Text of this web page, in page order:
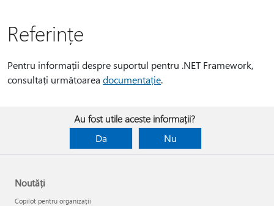
Referințe
Pentru informații despre suportul pentru .NET Framework,
consultați următoarea documentație.
Au fost utile aceste informații?
Da
Nu
Noutăți
Copilot pentru organizații